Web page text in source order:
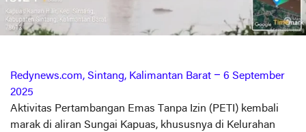
Redynews.com, Sintang, Kalimantan Barat – 6 September
2025
Aktivitas Pertambangan Emas Tanpa Izin (PETI) kembali
marak di aliran Sungai Kapuas, khususnya di Kelurahan